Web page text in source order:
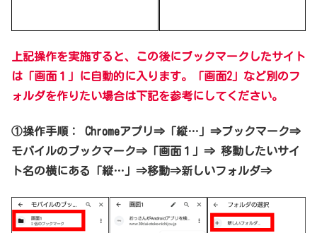
上記操作を実施すると、この後にブックマークしたサイト
は「画面１」に自動的に入ります。「画面2」など別のフ
ォルダを作りたい場合は下記を参考にしてください。
①操作手順：
Chromeアプリ⇒「縦…」⇒ブックマーク⇒
モバイルのブックマーク⇒「画面１」⇒ 移動したいサイ
ト名の横にある「縦…」 ⇒移動⇒新しいフォルダ⇒